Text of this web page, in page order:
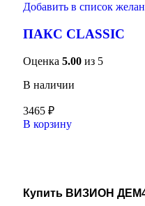
Добавить в список
ПАКС CLASSIC
Оценка 5.00 из 5
В наличии
3465 ₽
В корзину
Купить ВИЗИОН